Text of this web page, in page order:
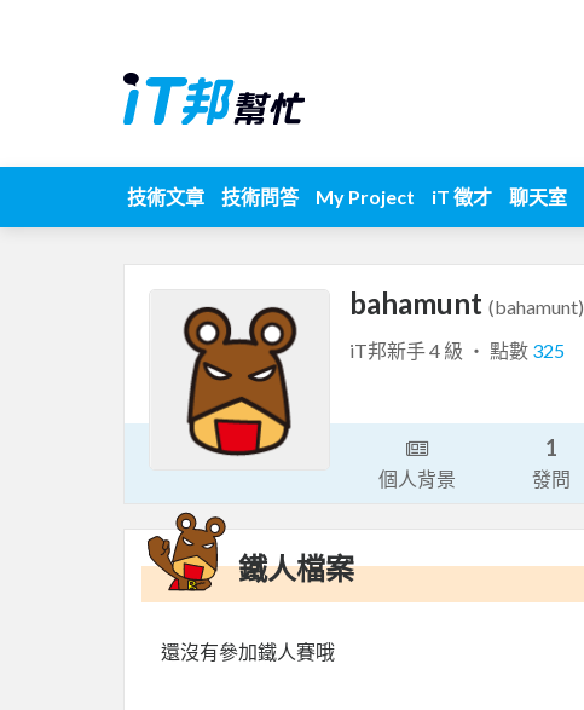
技術文章 技術問答 My Project iT 徵才 聊天室
bahamunt (bahamunt)
iT邦新手 4 級 ‧ 點數 325
個人背景
1
發問
鐵人檔案
還沒有參加鐵人賽哦